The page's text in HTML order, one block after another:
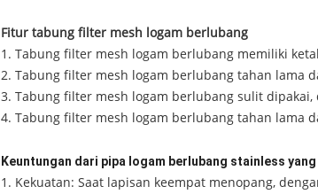
Fitur tabung filter mesh logam berlubang
1. Tabung filter mesh logam berlubang memiliki
2. Tabung filter mesh logam berlubang tahan lama
3. Tabung filter mesh logam berlubang sulit
4. Tabung filter mesh logam berlubang tahan lama
Keuntungan dari pipa logam berlubang stainless
1. Kekuatan: Saat lapisan keempat menopang,